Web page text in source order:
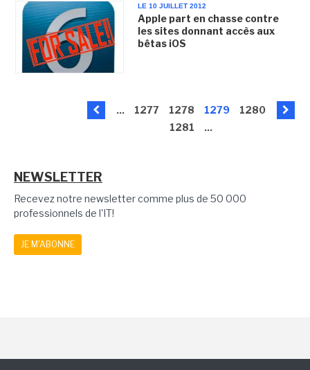
LE 10 JUILLET 2012
Apple part en chasse contre
les sites donnant accès aux
bêtas iOS
... 1277 1278 1279
1280
1281
...
NEWSLETTER
Recevez notre newsletter comme plus de 50 000
professionnels de l'IT!
JE M'ABONNE